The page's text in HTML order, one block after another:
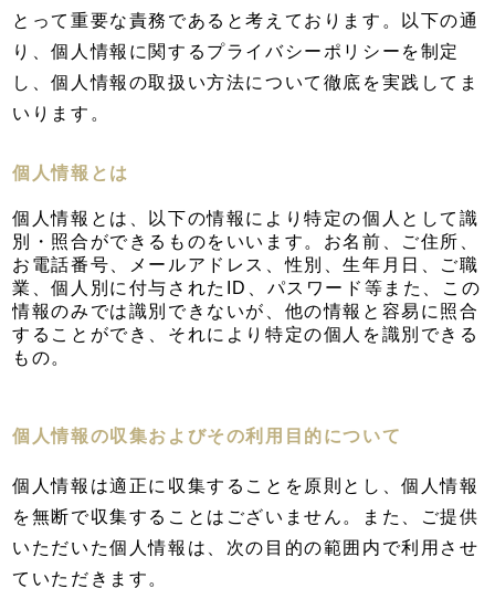
とって重要な責務であると考えております。以下の通
り、個人情報に関するプライバシーポリシーを制定
し、個人情報の取扱い方法について徹底を実践してま
いります。
個人情報とは
個人情報とは、以下の情報により特定の個人として識
別・照合ができるものをいいます。お名前、ご住所、
お電話番号、メールアドレス、性別、生年月日、ご職
業、個人別に付与されたID、パスワード等また、この
情報のみでは識別できないが、他の情報と容易に照合
することができ、それにより特定の個人を識別できる
もの。
個人情報の収集およびその利用目的について
個人情報は適正に収集することを原則とし、個人情報
を無断で収集することはございません。また、ご提供
いただいた個人情報は、次の目的の範囲内で利用させ
ていただきます。